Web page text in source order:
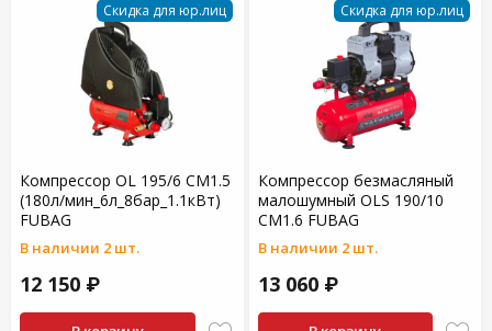
Скидка для юр.лиц
Компрессор OL 195/6 CM1.5
(180л/мин_6л_8бар_1.1кВт)
FUBAG
В наличии 2 шт.
12 150 ₽
Скидка для юр.лиц
Компрессор безмасляный
малошумный OLS 190/10
CM1.6 FUBAG
В наличии 2 шт.
13 060 ₽